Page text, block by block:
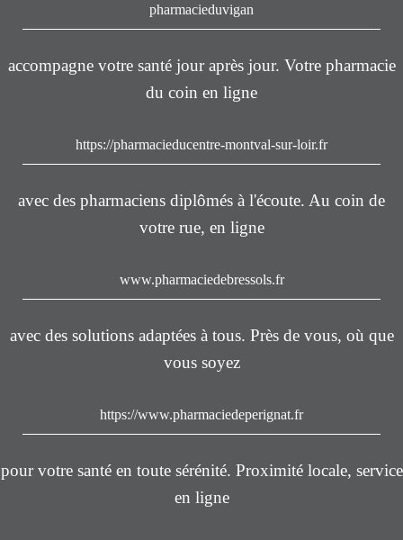
pharmacieduvigan
accompagne votre santé jour après jour. Votre pharmacie
du coin en ligne
https://pharmacieducentre-montval-sur-loir.fr
avec des pharmaciens diplômés à l'écoute. Au coin de
votre rue, en ligne
www.pharmaciedebressols.fr
avec des solutions adaptées à tous. Près de vous, où que
vous soyez
https://www.pharmaciedeperignat.fr
pour votre santé en toute sérénité. Proximité locale, service
en ligne